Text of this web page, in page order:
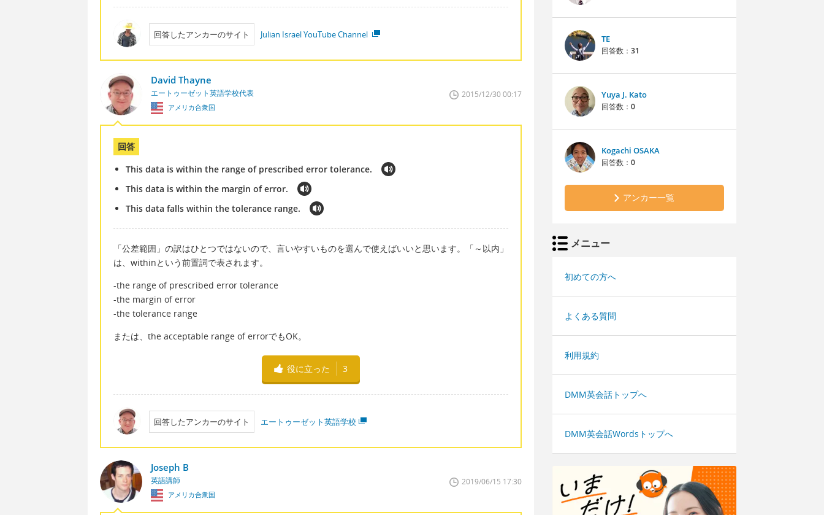
回答したアンカーのサイト Julian Israel YouTube Channel
David Thayne
エートゥーゼット英語学校代表
アメリカ合衆国
2015/12/30 00:17
回答
This data is within the range of prescribed error tolerance.
This data is within the margin of error.
This data falls within the tolerance range.
「公差範囲」の訳はひとつではないので、言いやすいものを選んで使えばいいと思います。「～以内」
は、withinという前置詞で表されます。
-the range of prescribed error tolerance
-the margin of error
-the tolerance range
または、the acceptable range of errorでもOK。
役に立った 3
回答したアンカーのサイト エートゥーゼット英語学校
Joseph B
英語講師
アメリカ合衆国
2019/06/15 17:30
TE
回答数： 31
Yuya J. Kato
回答数： 0
Kogachi OSAKA
回答数： 0
アンカー一覧
メニュー
初めての方へ
よくある質問
利用規約
DMM英会話トップへ
DMM英会話Wordsトップへ